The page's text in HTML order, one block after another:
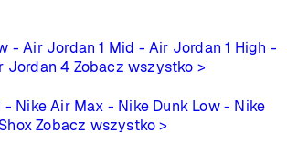
- Air Jordan 1 Mid - Air Jordan 1 High -
Jordan 4 Zobacz wszystko >
- Nike Air Max - Nike Dunk Low - Nike
Zobacz wszystko >